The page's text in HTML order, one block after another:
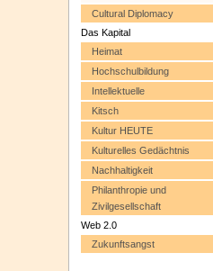
Cultural Diplomacy
Das Kapital
Heimat
Hochschulbildung
Intellektuelle
Kitsch
Kultur HEUTE
Kulturelles Gedächtnis
Nachhaltigkeit
Philanthropie und
Zivilgesellschaft
Web 2.0
Zukunftsangst